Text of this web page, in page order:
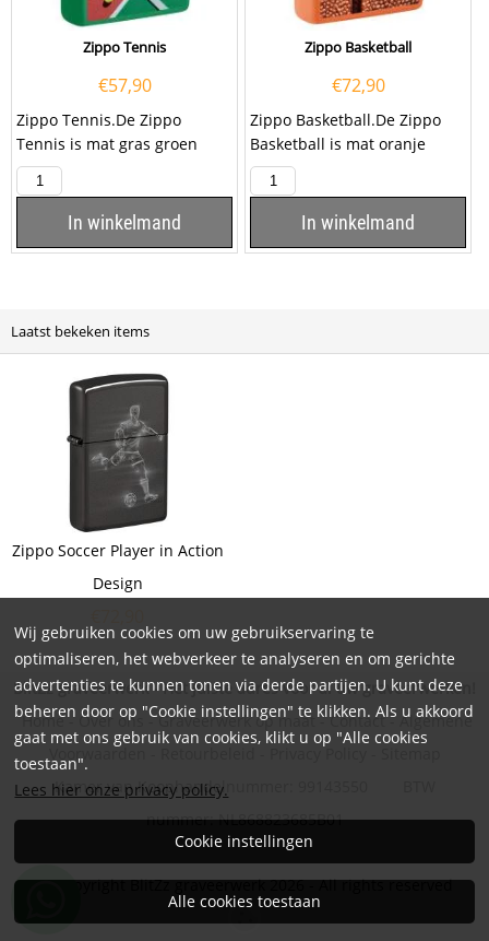
Zippo Tennis
€57,90
Zippo Tennis.De Zippo
Tennis is mat gras groen
afgewerkt met aan de
voorzijde een kleurprint
In winkelmand
Zippo Basketball
€72,90
Zippo Basketball.De Zippo
Basketball is mat oranje
afgewerkt met aan de
voorzijde een textuurprint...
In winkelmand
Laatst bekeken items
Zippo Soccer Player in Action
Design
BlitZz graveerwerk - Hét juiste adres voor al uw graveerwerken!
Home- Over ons -Graveerwerk op maat -Contact- Algemene
Voorwaarden
Privacy Policy
Kamer van Koophandelnummer: 99143550 BTW
nummer: NL868823685B01
© Copyright BlitZz graveerwerk 2026 - All rights reserved
Wij gebruiken cookies om uw gebruikservaring te
optimaliseren, het webverkeer te analyseren en om gerichte
advertenties te kunnen tonen via derde partijen. U kunt deze
beheren door op "Cookie instellingen" te klikken. Als u akkoord
gaat met ons gebruik van cookies, klikt u op "Alle cookies
toestaan".
Lees hier onze privacy policy.
Cookie instellingen
Alle cookies toestaan